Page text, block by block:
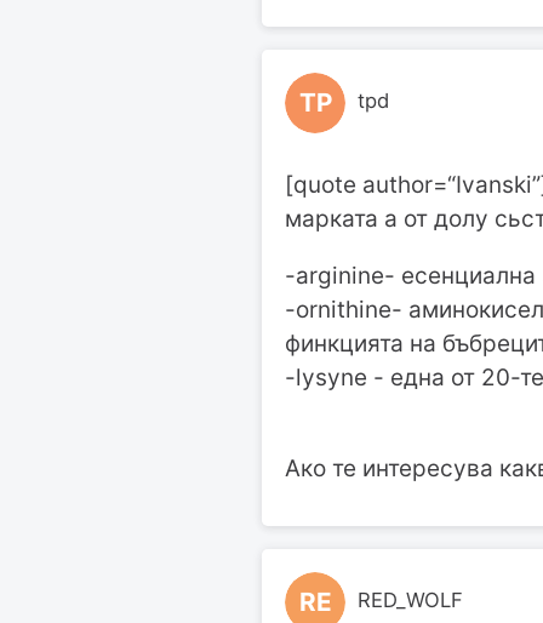
TP tpd
[quote
марката а от долу
-arginine- есенциална
-ornithine-
финкцията на
-lysyne - една от 20-
Ако те интересува
RE RED_WOLF